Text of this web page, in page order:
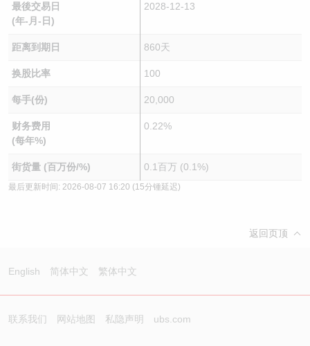
最後交易日
(年-月-日)
2028-12-13
距离到期日 860天
换股比率 100
每手(份) 20,000
财务费用
(每年%)
0.22%
街货量 (百万份/%) 0.1百万 (0.1%)
最后更新时间: 2026-08-07 16:20 (15分锺延迟)
返回页顶
English 简体中文 繁体中文
联系我们 网站地图 私隐声明 ubs.com